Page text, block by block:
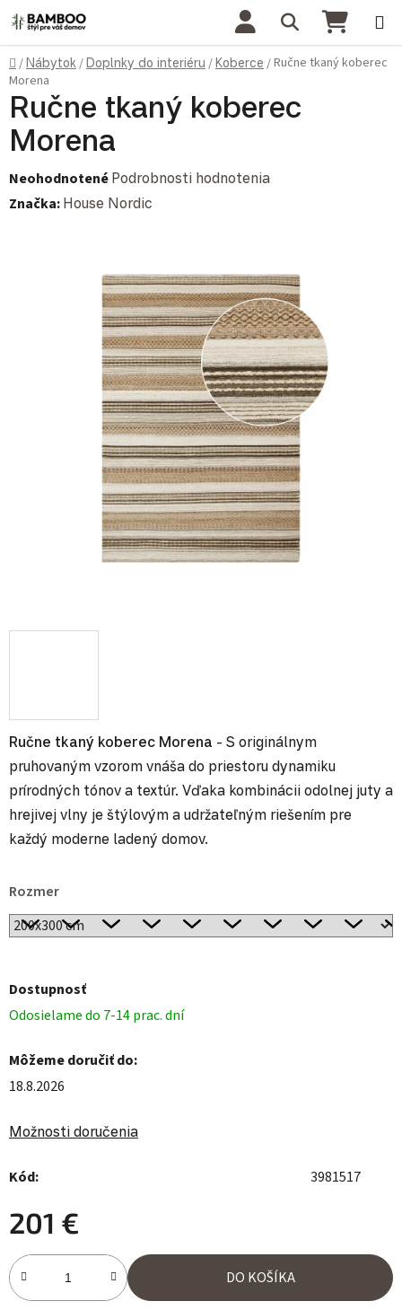
Prejsť na obsah Hľadať
Domov
/Nábytok /Doplnky do interiéru /Koberce /Ručne tkaný koberec
Morena
Ručne tkaný koberec Morena - S originálnym
pruhovaným vzorom vnáša do priestoru dynamiku
prírodných tónov a textúr. Vďaka kombinácii odolnej juty a
hrejivej vlny je štýlovým a udržateľným riešením pre
každý moderne ladený domov.
Rozmer
Dostupnosť
Odosielame do 7-14 prac. dní
Môžeme doručiť do:
18.8.2026
Možnosti doručenia
Kód: 3981517
201 €
Jednotková cena:
DO KOŠÍKA
Ručne tkaný koberec
Morena
Priemerné hodnotenie produktu je 0,0 z 5 hviezdičiek.
Neohodnotené Podrobnosti hodnotenia
Značka: House Nordic